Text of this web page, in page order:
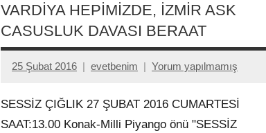
VARDİYA HEPİMİZDE, İZMİR ASK
CASUSLUK DAVASI BERAAT
25 Şubat 2016 evetbenim Yorum yapılmamış
SESSİZ ÇIĞLIK 27 ŞUBAT 2016 CUMARTESİ
SAAT:13.00 Konak-Milli Piyango önü "SESSİZ